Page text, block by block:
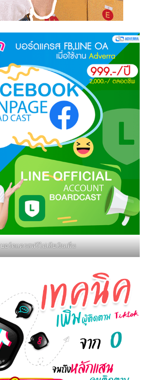
บอร์ดแครสฟรีไม่เสียเงินเพิ่ม